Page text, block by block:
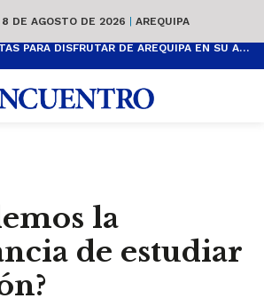
8 DE AGOSTO DE 2026 | AREQUIPA
ACTIVIDADES GRATUITAS PARA DISFRUTAR DE AREQUIPA EN SU ANIVERSARIO
la
de estudiar